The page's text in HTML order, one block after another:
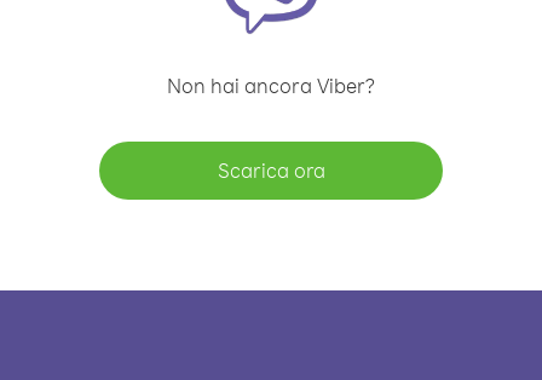
Non hai ancora Viber?
Scarica ora